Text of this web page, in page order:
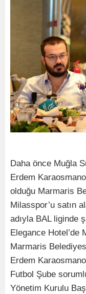
Daha önce Muğla
Erdem
olduğu Marmaris
Milasspor’u satın
adıyla BAL liginde
Elegance Hotel’de
Marmaris
Erdem
Futbol Şube
Yönetim Kurulu